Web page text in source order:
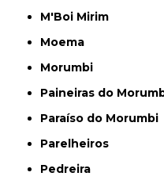
M'Boi Mirim
Moema
Morumbi
Paineiras do
Paraíso do Morumbi
Parelheiros
Pedreira